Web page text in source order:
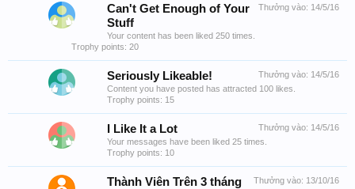
Thưởng vào: 14/5/16
Can't Get Enough of Your
Stuff
Your content has been liked 250 times.
Trophy points: 20
Thưởng vào: 14/5/16
Seriously Likeable!
Content you have posted has attracted 100 likes.
Trophy points: 15
Thưởng vào: 14/5/16
I Like It a Lot
Your messages have been liked 25 times.
Trophy points: 10
Thưởng vào: 13/10/16
Thành Viên Trên 3 tháng